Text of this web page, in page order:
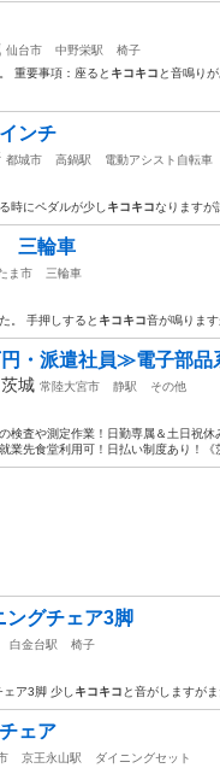
仙台市 中野栄駅
椅子
重要事項：座ると キコキコ と音鳴り
ンチ
都城市 高鍋駅
電動アシスト自転車
時にペダルが少し キコキコなりますが
三輪車
ま市
三輪車
。 手押しすると キコキコ音が鳴りま
・派遣社員≫電子部品
茨城 常陸大宮市 静駅 その他
検査や測定作業！日勤専属＆土日祝
業先食堂利用可！日払い制度あり！
ングチェア3脚
白金台駅
椅子
ア3脚 少し キコキコ と音がしますが
ェア
京王永山駅 ダイニングセット